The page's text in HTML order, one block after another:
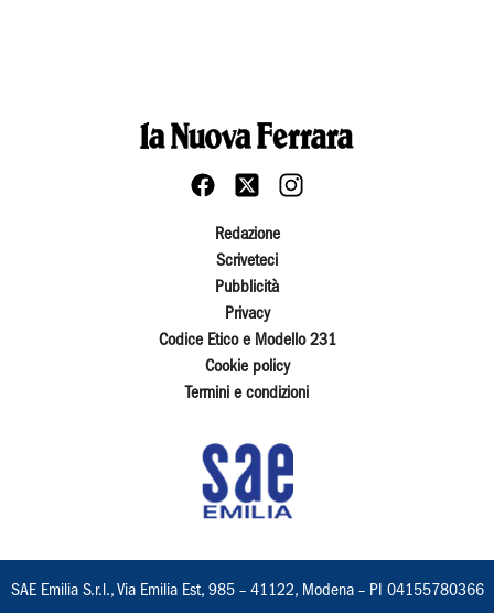
Redazione
Scriveteci
Pubblicità
Privacy
Codice Etico e Modello 231
Cookie policy
Termini e condizioni
SAE Emilia S.r.l., Via Emilia Est, 985 – 41122, Modena – PI 04155780366